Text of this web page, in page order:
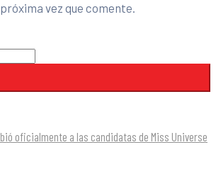
vez que comente.
oficialmente a las candidatas de Miss Universe